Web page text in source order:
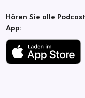
Hören Sie alle
App: